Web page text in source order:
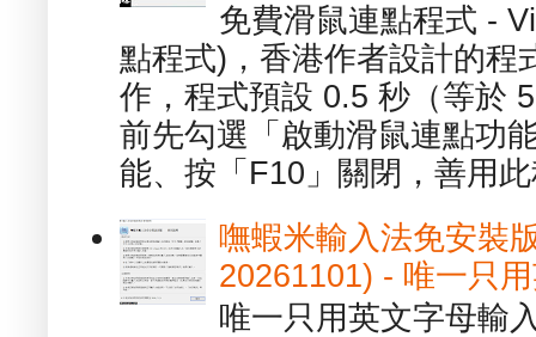
免費滑鼠連點程式 -
點程式)，香港作者設計的程
作，程式預設 0.5 秒（等於
前先勾選「啟動滑鼠連點功
能、按「F10」關閉，善用
嘸蝦米輸入法免安裝
20261101) - 唯一只
唯一只用英文字母輸